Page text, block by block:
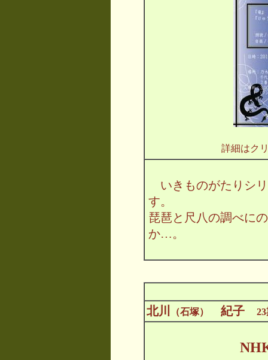
詳細はク
いきものがたりシ
す。
琵琶と尺八の調べに
か…。
北川 （石塚） 紀子